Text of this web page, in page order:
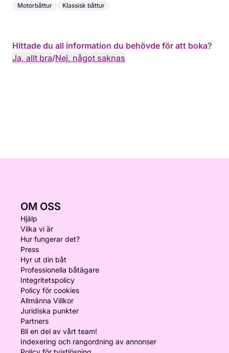
Motorbåttur Klassisk båttur
Hittade du all information du behövde för att boka?
Ja, allt bra/Nej, något saknas
OM OSS
Hjälp
Vilka vi är
Hur fungerar det?
Press
Hyr ut din båt
Professionella båtägare
Integritetspolicy
Policy för cookies
Allmänna Villkor
Juridiska punkter
Partners
Bli en del av vårt team!
Indexering och rangordning av annonser